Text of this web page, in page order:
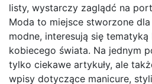
listy, wystarczy zaglądć na
Moda to miejsce stworzone
modne, interesują się
kobiecego świata. Na jednym
tylko ciekawe artykuły, ale
wpisy dotyczące manicure,